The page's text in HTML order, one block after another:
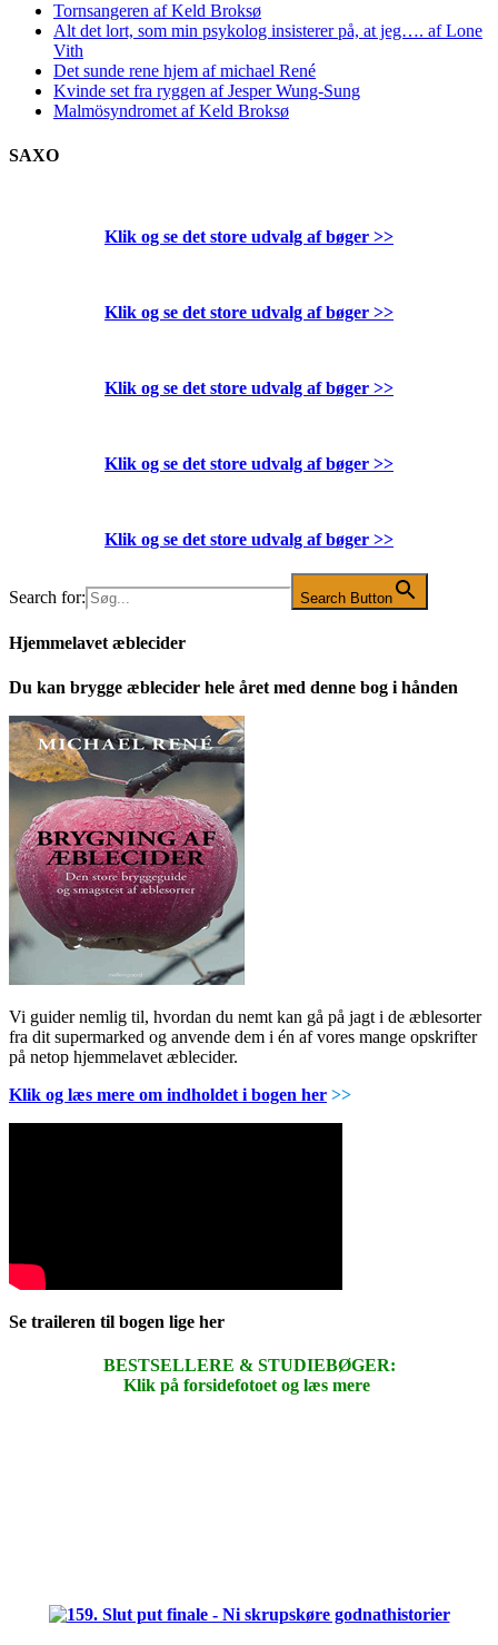
Tornsangeren af Keld Broksø
Alt det lort, som min psykolog insisterer på, at jeg…. af Lone
Vith
Det sunde rene hjem af michael René
Kvinde set fra ryggen af Jesper Wung-Sung
Malmösyndromet af Keld Broksø
SAXO
Klik og se det store udvalg af bøger >>
Klik og se det store udvalg af bøger >>
Klik og se det store udvalg af bøger >>
Klik og se det store udvalg af bøger >>
Klik og se det store udvalg af bøger >>
Search for: Search Button
Hjemmelavet æblecider
Du kan brygge æblecider hele året med denne bog i hånden
Vi guider nemlig til, hvordan du nemt kan gå på jagt i de æblesorter
fra dit supermarked og anvende dem i én af vores mange opskrifter
på netop hjemmelavet æblecider.
Klik og læs mere om indholdet i bogen her >>
Se traileren til bogen lige her
BESTSELLERE & STUDIEBØGER:
Klik på forsidefotoet og læs mere